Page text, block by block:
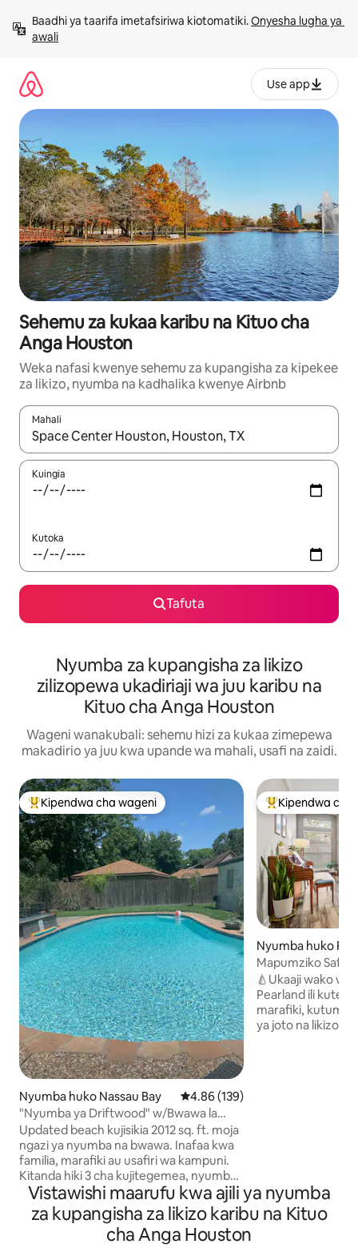
kwenda
kwenye
Baadhi ya taarifa imetafsiriwa kiotomatiki. Onyesha lugha ya
awali
Use app
Sehemu za kukaa karibu na Kituo cha
Anga Houston
Weka nafasi kwenye sehemu za kupangisha za kipekee
za likizo, nyumba na kadhalika kwenye Airbnb
Mahali
Wakati matokeo yanapatikana, vinjari kwa kutumia vitufe vya
Kuingia
Kutoka
Tafuta
Nyumba za kupangisha za likizo
zilizopewa ukadiriaji wa juu karibu na
Kituo cha Anga Houston
Wageni wanakubali: sehemu hizi za kukaa zimepewa
makadirio ya juu kwa upande wa mahali, usafi na zaidi.
Kipendwa maarufu cha wageni
Kipendwa cha wageni
Nyumba huko Nassau Bay Ukadiriaji wa wastani wa 4.86
4.86 (139)
"Nyumba ya Driftwood" w/Bwawa la
kujitegemea/dakika 5 kutoka ImperA.
Updated beach kujisikia 2012 sq. ft. moja
ngazi ya nyumba na bwawa. Inafaa kwa
familia, marafiki au usafiri wa kampuni.
Kitanda hiki 3 cha kujitegemea, nyumba
2 kamili ya bafu ni mahali pazuri kwa hadi
wageni 6. Jikoni, chumba cha kulia,
chumba kikubwa cha familia kilicho na
runinga, chumba cha bonasi kilicho na
Kipendwa
Kipendwa cha
Nyumba huko
Mapumziko Safi
🍐Ukaaji wako wa
Pearland ili
marafiki, kutumia
ya joto na likizo,
Galveston &
kwenda
Manvel/Alvin,
Vistawishi maarufu kwa ajili ya nyumba
za kupangisha za likizo karibu na Kituo
cha Anga Houston